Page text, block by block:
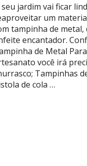
seu jardim vai ficar
um
tampinha de
encantador.
de Metal
você irá
Tampinhas
de cola …